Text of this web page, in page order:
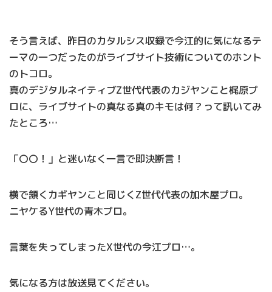
そう言えば、昨日のカタルシス収録で今江的に気になるテ
ーマの一つだったのがライブサイト技術についてのホント
のトコロ。
真のデジタルネイティブZ世代代表のカジヤンこと梶原プ
ロに、ライブサイトの真なる真のキモは何？って訊いてみ
たところ…
「〇〇！」と迷いなく一言で即決断言！
横で頷くカギヤンこと同じくZ世代代表の加木屋プロ。
ニヤケるY世代の青木プロ。
言葉を失ってしまったX世代の今江プロ…。
気になる方は放送見てください。